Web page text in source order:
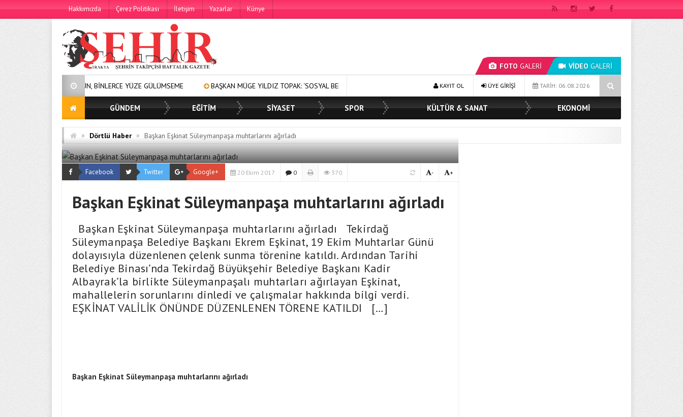
Hakkımızda Çerez Politikası İletişim Yazarlar Künye
FOTO GALERİ VİDEO GALERİ
BİN ÖĞÜN, BİNLERCE YÜZE GÜLÜMSEME BAŞKAN MÜGE YILDIZ TOPAK: ‘SOSYAL BELEDİYECİLİKTE HİÇBİR HEMŞERİMİZİ YALNIZ BIRAKMIYORUZ!’ MHP Çorlu İlçe Teşkilatında Yeni Dönem Başladı:
TARİH: 06.08.2026
ÜYE GİRİŞİ
KAYIT OL
GÜNDEM EĞİTİM SİYASET SPOR KÜLTÜR & SANAT EKONOMİ
» Dörtlü Haber » Başkan Eşkinat Süleymanpaşa muhtarlarını ağırladı
Facebook Twitter Google+ 20 Ekim 2017 0 370 +
-
Başkan Eşkinat Süleymanpaşa muhtarlarını ağırladı
Başkan Eşkinat Süleymanpaşa muhtarlarını ağırladı Tekirdağ
Süleymanpaşa Belediye Başkanı Ekrem Eşkinat, 19 Ekim Muhtarlar Günü
dolayısıyla düzenlenen çelenk sunma törenine katıldı. Ardından Tarihi
Belediye Binası’nda Tekirdağ Büyükşehir Belediye Başkanı Kadir
Albayrak’la birlikte Süleymanpaşalı muhtarları ağırlayan Eşkinat,
mahallelerin sorunlarını dinledi ve çalışmalar hakkında bilgi verdi.
EŞKİNAT VALİLİK ÖNÜNDE DÜZENLENEN TÖRENE KATILDI […]
Başkan Eşkinat Süleymanpaşa muhtarlarını ağırladı